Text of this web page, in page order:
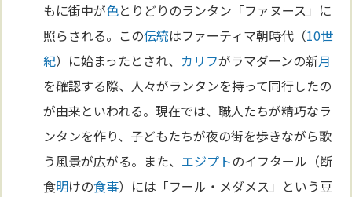
もに街中が色とりどりのランタン「ファヌース」に
照らされる。この伝統はファーティマ朝時代（10世
紀）に始まったとされ、 カリフがラマダーンの新月
を確認する際、人々がランタンを持って同行したの
が由来といわれる。現在では、職人たちが精巧なラ
ンタンを作り、子どもたちが夜の街を歩きながら歌
う風景が広がる。また、 エジプトのイフタール（断
食明けの食事）には「フール・メダメス」という豆